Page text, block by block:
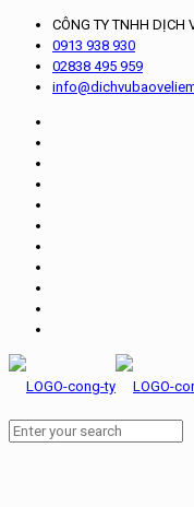
CÔNG TY TNHH DỊCH
0913 938 930
02838 495 959